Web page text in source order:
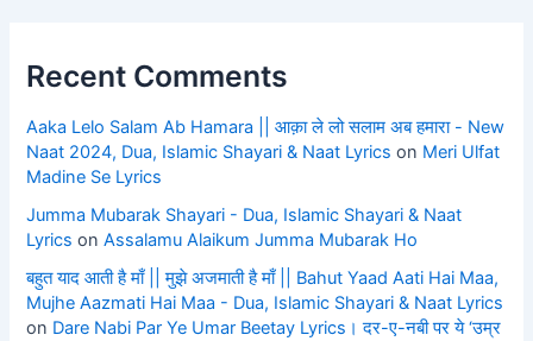
Recent Comments
Aaka Lelo Salam Ab Hamara || आक़ा ले लो सलाम अब हमारा - New
Naat 2024, Dua, Islamic Shayari & Naat Lyrics on Meri Ulfat
Madine Se Lyrics
Jumma Mubarak Shayari - Dua, Islamic Shayari & Naat
Lyrics onAssalamu Alaikum Jumma Mubarak Ho
बहुत याद आती है माँ || मुझे अजमाती है माँ || Bahut Yaad Aati Hai Maa,
Mujhe Aazmati Hai Maa - Dua, Islamic Shayari & Naat Lyrics
on Dare Nabi Par Ye Umar Beetay Lyrics। दर-ए-नबी पर ये ‘उम्र